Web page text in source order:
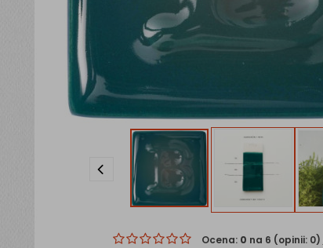
Ocena: 0 na 6 (opinii: 0)